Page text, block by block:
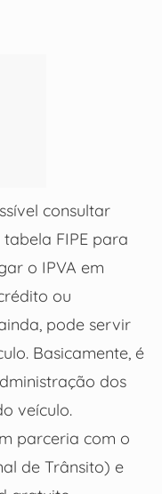
consultar
FIPE para
o IPVA em
ou
pode servir
Basicamente, é
dos
veículo.
parceria com o
de Trânsito) e